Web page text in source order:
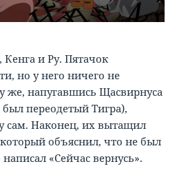
и Ру. Пятачок
но у него ничего не
же, напугавшись Щасвирнуса
переодетый Тигра),
сам. Наконец, их вытащил
объяснил, что не был
«Сейчас вернусь».